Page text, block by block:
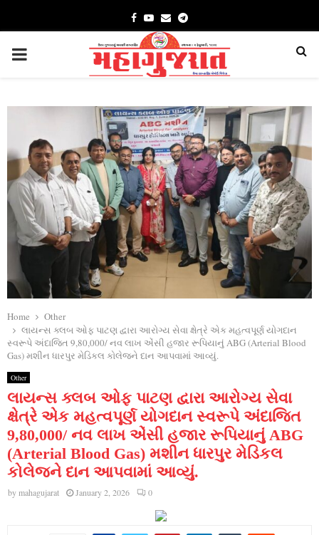
FacebookYoutube
EmailTelegram
PRIMARY
Home
Other
લાયન્સ ક્લબ ઓફ પાટણ દ્વારા આરોગ્ય સેવા ક્ષેત્રે એક મહત્વપૂર્ણ યોગદાન
સ્વરૂપે અંદાજિત 9,80,000/ નવ લાખ એંસી હજાર રૂપિયાનું ABG (Arterial Blood
Gas) મશીન ધારપુર મેડિકલ કોલેજને દાન આપવામાં આવ્યું.
Other
લાયન્સ ક્લબ ઓફ પાટણ દ્વારા આરોગ્ય સેવા
ક્ષેત્રે એક મહત્વપૂર્ણ યોગદાન સ્વરૂપે અંદાજિત
9,80,000/ નવ લાખ એંસી હજાર રૂપિયાનું ABG
(Arterial Blood Gas) મશીન ધારપુર મેડિકલ
કોલેજને દાન આપવામાં આવ્યું.
by mahagujarat January 2, 2026 0